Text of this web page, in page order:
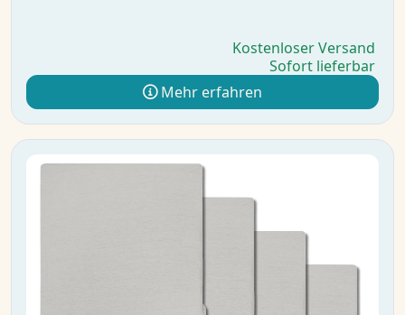
Kostenloser Versand
Sofort lieferbar
Mehr erfahren